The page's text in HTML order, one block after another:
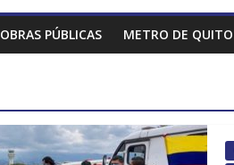
OBRAS PÚBLICAS METRO DE QUITO